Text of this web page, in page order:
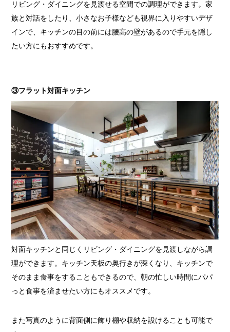
リビング・ダイニングを見渡せる空間での調理ができます。家
族と対話をしたり、小さなお子様なども視界に入りやすいデザ
インで、キッチンの目の前には腰高の壁があるので手元を隠し
たい方にもおすすめです。
③フラット対面キッチン
対面キッチンと同じくリビング・ダイニングを見渡しながら調
理ができます。キッチン天板の奥行きが深くなり、キッチンで
そのまま食事をすることもできるので、朝の忙しい時間にパパ
っと食事を済ませたい方にもオススメです。
また写真のように背面側に飾り棚や収納を設けることも可能で